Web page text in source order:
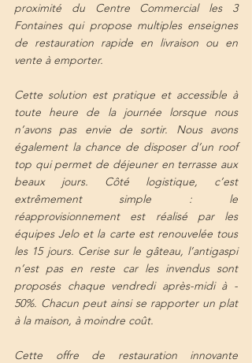
proximité du Centre Commercial les 3
Fontaines qui propose multiples enseignes
de restauration rapide en livraison ou en
vente à emporter.
Cette solution est pratique et accessible à
toute heure de la journée lorsque nous
n’avons pas envie de sortir. Nous avons
également la chance de disposer d’un roof
top qui permet de déjeuner en terrasse aux
beaux jours. Côté logistique, c’est
extrêmement simple : le
réapprovisionnement est réalisé par les
équipes Jelo et la carte est renouvelée tous
les 15 jours. Cerise sur le gâteau, l’antigaspi
n’est pas en reste car les invendus sont
proposés chaque vendredi après-midi à -
50%. Chacun peut ainsi se rapporter un plat
à la maison, à moindre coût.
Cette offre de restauration innovante